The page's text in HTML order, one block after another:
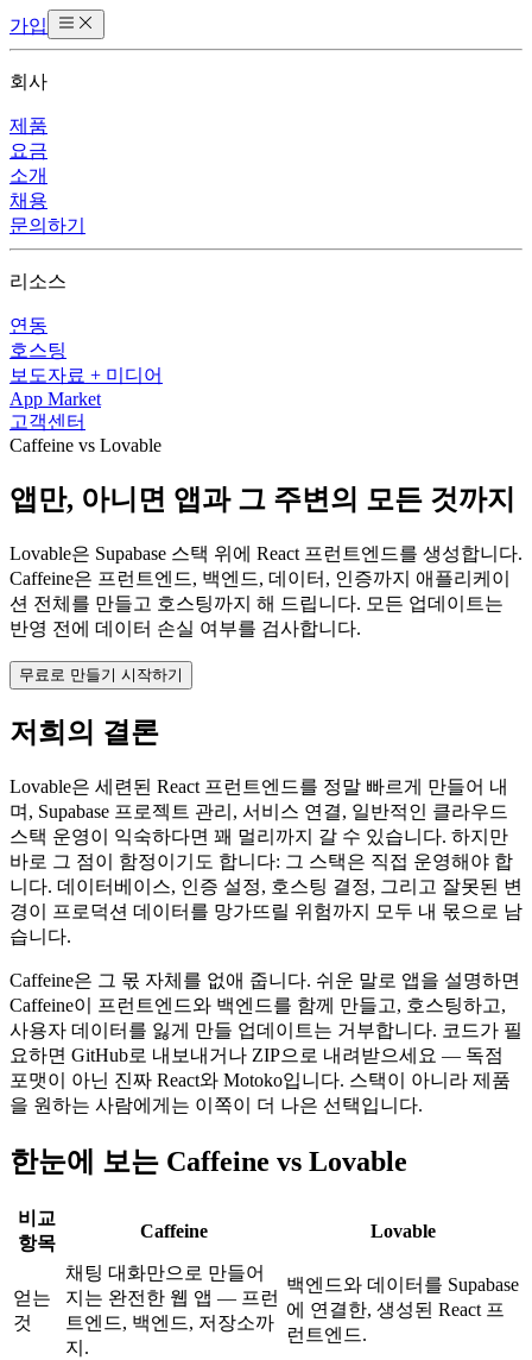
가입
회사
제품
요금
소개
채용
문의하기
리소스
연동
호스팅
보도자료 + 미디어
App Market
고객센터
Caffeine vs Lovable
앱만, 아니면 앱과 그 주변의 모든 것까지
Lovable은 Supabase 스택 위에 React 프런트엔드를 생성합니다.
Caffeine은 프런트엔드, 백엔드, 데이터, 인증까지 애플리케이
션 전체를 만들고 호스팅까지 해 드립니다. 모든 업데이트는
반영 전에 데이터 손실 여부를 검사합니다.
무료로 만들기 시작하기
저희의 결론
Lovable은 세련된 React 프런트엔드를 정말 빠르게 만들어 내
며, Supabase 프로젝트 관리, 서비스 연결, 일반적인 클라우드
스택 운영이 익숙하다면 꽤 멀리까지 갈 수 있습니다. 하지만
바로 그 점이 함정이기도 합니다: 그 스택은 직접 운영해야 합
니다. 데이터베이스, 인증 설정, 호스팅 결정, 그리고 잘못된 변
경이 프로덕션 데이터를 망가뜨릴 위험까지 모두 내 몫으로 남
습니다.
Caffeine은 그 몫 자체를 없애 줍니다. 쉬운 말로 앱을 설명하면
Caffeine이 프런트엔드와 백엔드를 함께 만들고, 호스팅하고,
사용자 데이터를 잃게 만들 업데이트는 거부합니다. 코드가 필
요하면 GitHub로 내보내거나 ZIP으로 내려받으세요 — 독점
포맷이 아닌 진짜 React와 Motoko입니다. 스택이 아니라 제품
을 원하는 사람에게는 이쪽이 더 나은 선택입니다.
한눈에 보는 Caffeine vs Lovable
비교
항목
Caffeine Lovable
얻는
것
채팅 대화만으로 만들어
지는 완전한 웹 앱 — 프런
트엔드, 백엔드, 저장소까
지.
백엔드와 데이터를 Supabase
에 연결한, 생성된 React 프
런트엔드.